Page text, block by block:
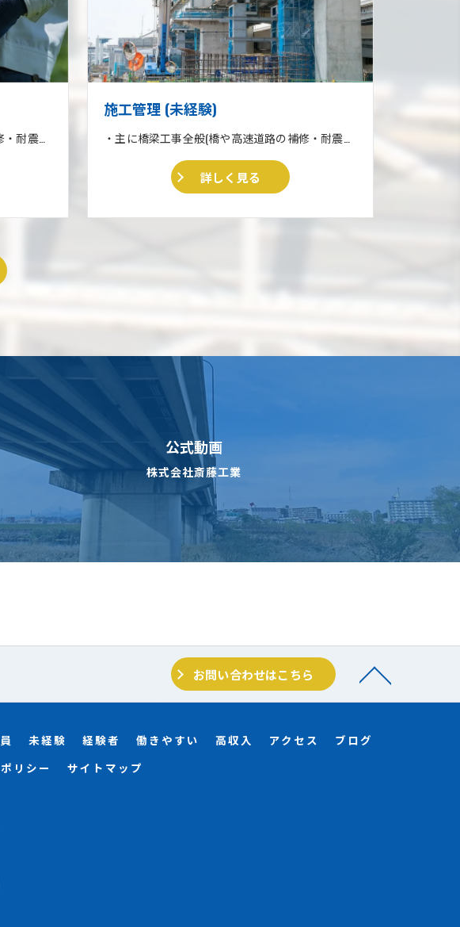
・主に橋梁工事全般(橋や高速道路の補修・耐震補強工事) ・収集運搬業 ・住宅リフォーム、外壁塗装、外構工事一式
施工管理 (未経験)
詳しく見る
公式動画
株式会社斎藤工業
お問い合わせはこちら
未経験 経験者 働きやすい 高収入 アクセス
ブログ
リシー サイトマップ